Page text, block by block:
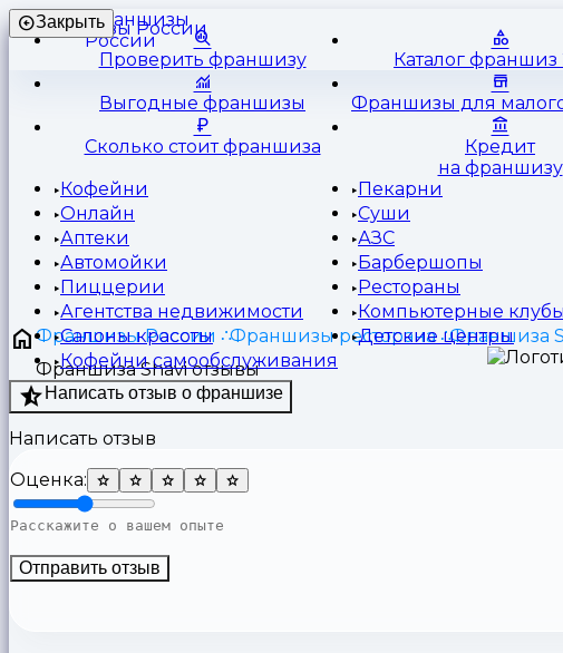
Франшизы
России
Закрыть
Проверить франшизу Каталог франшиз
Выгодные франшизы Франшизы для
Сколько стоит франшиза
Кредит
на франшизу
Кофейни
Пекарни
Онлайн
Суши
Аптеки
АЗС
Автомойки
Барбершопы
Пиццерии
Рестораны
Агентства недвижимости
Компьютерные клубы
Салоны красоты
Детские центры
Кофейни самообслуживания
Франшизы России Франшизы ресторана
Франшиза
Франшиза Shavi отзывы
Написать отзыв о франшизе
Написать отзыв
Оценка:
Отправить отзыв